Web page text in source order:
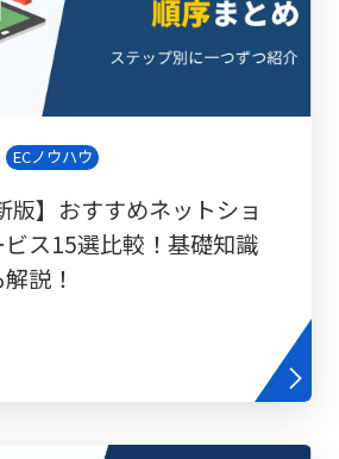
ECノウハウ
版】おすすめネットショ
ス15選比較！基礎知識
説！